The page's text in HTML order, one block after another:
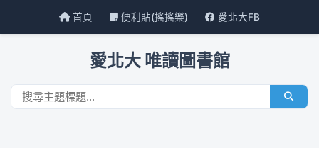
首頁 便利貼(搖搖樂) 愛北大FB
愛北大 唯讀圖書館